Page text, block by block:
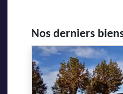
Nos derniers